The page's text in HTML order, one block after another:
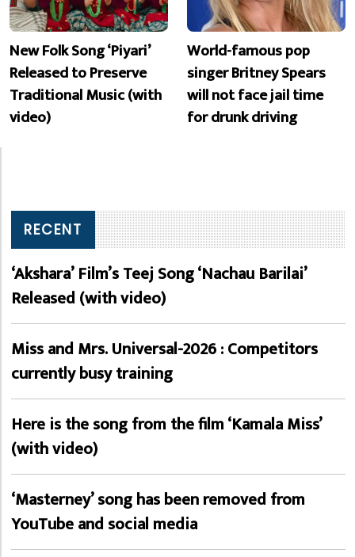
New Folk Song ‘Piyari’
Released to Preserve
Traditional Music (with
video)
World-famous pop
singer Britney Spears
will not face jail time
for drunk driving
RECENT
‘Akshara’ Film’s Teej Song ‘Nachau Barilai’
Released (with video)
Miss and Mrs. Universal-2026 : Competitors
currently busy training
Here is the song from the film ‘Kamala Miss’
(with video)
‘Masterney’ song has been removed from
YouTube and social media